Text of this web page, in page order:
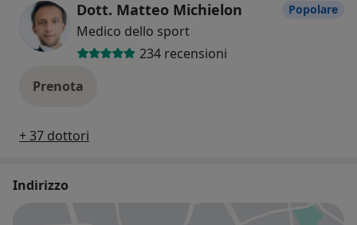
Dott. Matteo Michielon
Medico dello sport
234 recensioni
Popolare
Prenota
+ 37 dottori
Indirizzo